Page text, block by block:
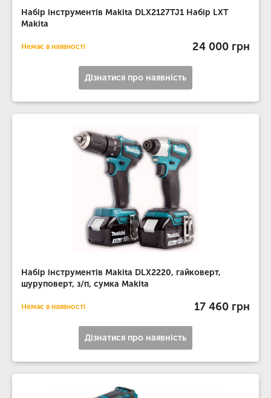
Набір інструментів Makita DLX2127TJ1 Набір LXT
Makita
Немає в наявності 24 000 грн
Дізнатися про наявність
Набір інструментів Makita DLX2220, гайковерт,
шуруповерт, з/п, сумка Makita
Немає в наявності 17 460 грн
Дізнатися про наявність